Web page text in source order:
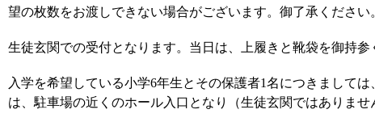
望の枚数をお渡しできない場合がございます。御了承ください
生徒玄関での受付となります。当日は、上履きと靴袋を御持参
入学を希望している小学6年生とその保護者1名につきましては
は、駐車場の近くのホール入口となり（生徒玄関ではありませ